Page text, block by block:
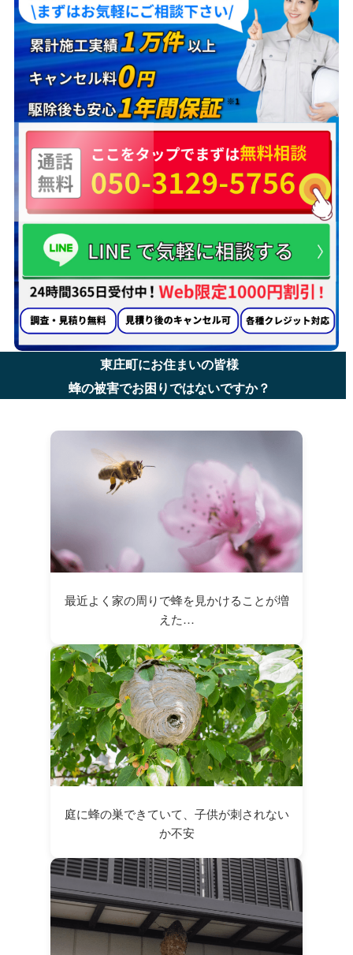
東庄町にお住まいの皆様
蜂の被害でお困りではないですか？
最近よく家の周りで蜂を見かけることが増
えた…
庭に蜂の巣できていて、子供が刺されない
か不安